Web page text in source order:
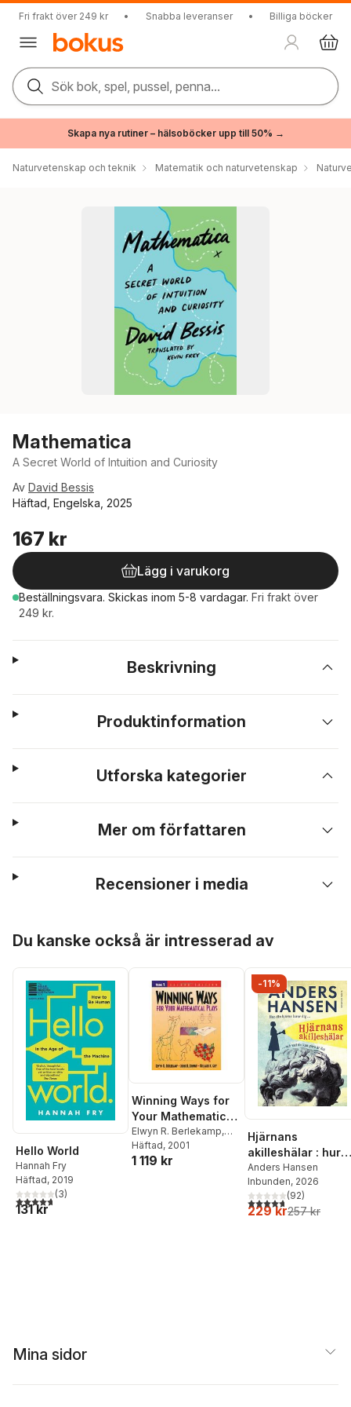
Fri frakt över 249 kr • Snabba leveranser • Billiga böcker
Sök bok, spel, pussel, penna...
Skapa nya rutiner – hälsoböcker upp till 50% →
Naturvetenskap och teknik Matematik och naturvetenskap
Mathematica
A Secret World of Intuition and Curiosity
Av David Bessis
Häftad, Engelska, 2025
167 kr
Lägg i varukorg
Beställningsvara. Skickas inom 5-8 vardagar. Fri frakt över
249 kr.
Beskrivning
Produktinformation
Utforska kategorier
Mer om författaren
Recensioner i media
Du kanske också är intresserad av
Hello World
Hannah Fry
Häftad, 2019
4,7utav 5 stjärnor. Totalt antal röster:
(3)
131 kr
Winning Ways for
Your Mathematical
Plays
Elwyn R. Berlekamp,
John H. Conway
Richard K. Guy
Häftad, 2001
1 119 kr
-11%
Hjärnans
akilleshälar : hur
din hjärna lurar
och vad du kan
göra åt det
Anders Hansen
Inbunden, 2026
4,7utav 5 stjärnor.
(92)
229 kr257 kr
Mina sidor